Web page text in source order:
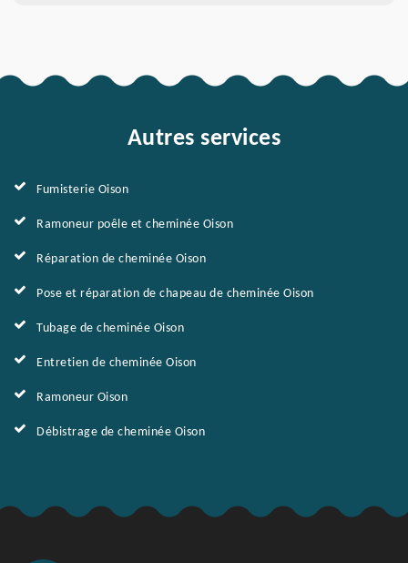
Autres services
Fumisterie Oison
Ramoneur poêle et cheminée Oison
Réparation de cheminée Oison
Pose et réparation de chapeau de cheminée Oison
Tubage de cheminée Oison
Entretien de cheminée Oison
Ramoneur Oison
Débistrage de cheminée Oison